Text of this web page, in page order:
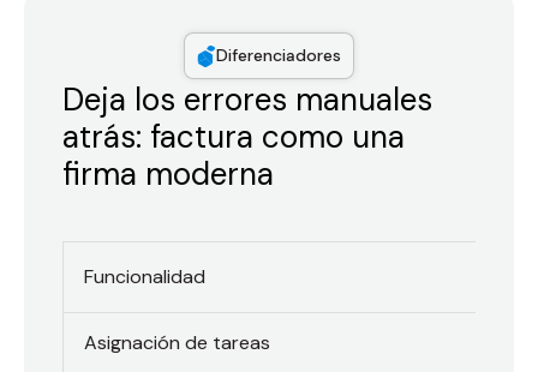
Diferenciadores
Deja los errores manuales
atrás: factura como una
firma moderna
Funcionalidad
Asignación de tareas